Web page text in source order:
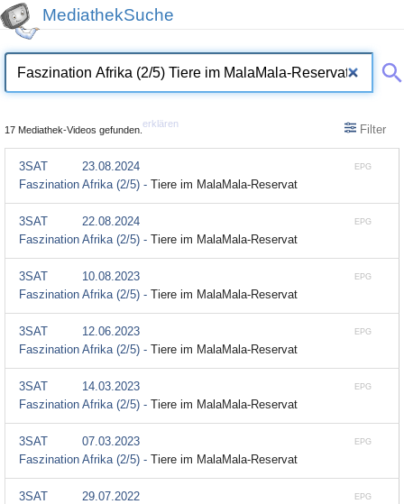
MediathekSuche
17 Mediathek-Videos gefunden.
erklären Filter
EPG
3SAT
23.08.2024
Faszination Afrika (2/5) - Tiere im MalaMala-Reservat
EPG
3SAT
22.08.2024
Faszination Afrika (2/5) - Tiere im MalaMala-Reservat
EPG
3SAT
10.08.2023
Faszination Afrika (2/5) - Tiere im MalaMala-Reservat
EPG
3SAT
12.06.2023
Faszination Afrika (2/5) - Tiere im MalaMala-Reservat
EPG
3SAT
14.03.2023
Faszination Afrika (2/5) - Tiere im MalaMala-Reservat
EPG
3SAT
07.03.2023
Faszination Afrika (2/5) - Tiere im MalaMala-Reservat
EPG
3SAT
29.07.2022